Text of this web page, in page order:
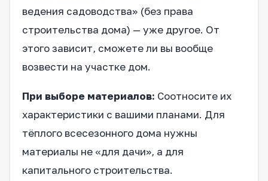
ведения садоводства» (без права
строительства дома) — уже другое. От
этого зависит, сможете ли вы вообще
возвести на участке дом.
При выборе материалов: Соотносите их
характеристики с вашими планами. Для
тёплого всесезонного дома нужны
материалы не «для дачи», а для
капитального строительства.